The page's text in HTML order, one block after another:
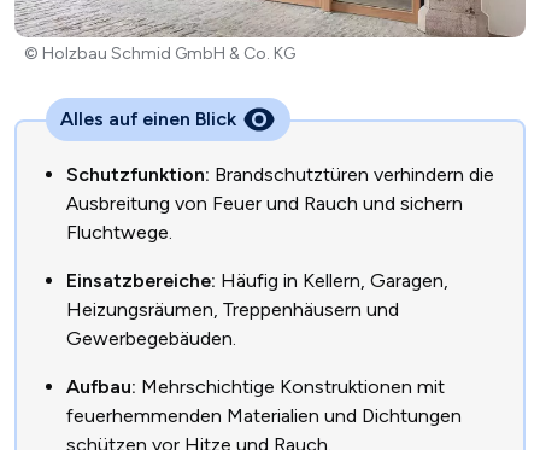
© Holzbau Schmid GmbH & Co. KG
Alles auf einen Blick
Schutzfunktion: Brandschutztüren verhindern die
Ausbreitung von Feuer und Rauch und sichern
Fluchtwege.
Einsatzbereiche: Häufig in Kellern, Garagen,
Heizungsräumen, Treppenhäusern und
Gewerbegebäuden.
Aufbau: Mehrschichtige Konstruktionen mit
feuerhemmenden Materialien und Dichtungen
schützen vor Hitze und Rauch.